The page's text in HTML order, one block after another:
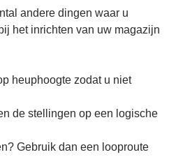
andere dingen waar u
het inrichten van uw magazijn
heuphoogte zodat u niet
de stellingen op een logische
Gebruik dan een looproute